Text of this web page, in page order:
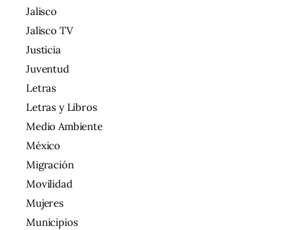
Jalisco
Jalisco TV
Justicia
Juventud
Letras
Letras y Libros
Medio Ambiente
México
Migración
Movilidad
Mujeres
Municipios